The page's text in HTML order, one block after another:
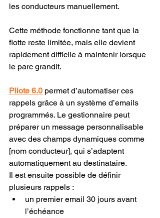
les conducteurs manuellement.
Cette méthode fonctionne tant que la
flotte reste limitée, mais elle devient
rapidement difficile à maintenir lorsque
le parc grandit.
Pilote 6.0 permet d’automatiser ces
rappels grâce à un système d’emails
programmés. Le gestionnaire peut
préparer un message personnalisable
avec des champs dynamiques comme
[nom conducteur], qui s’adaptent
automatiquement au destinataire.
Il est ensuite possible de définir
plusieurs rappels :
un premier email 30 jours avant
l’échéance